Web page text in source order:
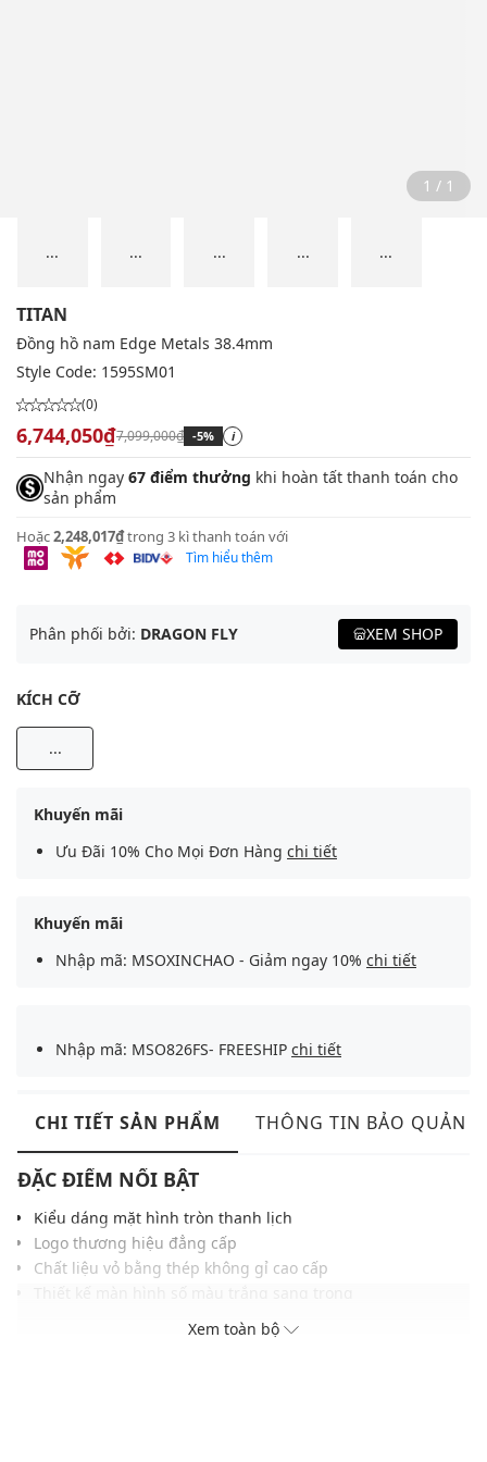
1 / 1
... ... ... ... ...
TITAN
Đồng hồ nam Edge Metals 38.4mm
Style Code: 1595SM01
(0)
6,744,050₫7,099,000₫ -5% i
Nhận ngay 67 điểm thưởng khi hoàn tất thanh toán cho
sản phẩm
Hoặc2,248,017₫trong 3 kì thanh toán với
Tìm hiểu thêm
Phân phối bởi: DRAGON FLY XEM SHOP
KÍCH CỠ
...
Khuyến mãi
Ưu Đãi 10% Cho Mọi Đơn Hàng chi tiết
Khuyến mãi
Nhập mã: MSOXINCHAO - Giảm ngay 10% chi tiết
Nhập mã: MSO826FS- FREESHIP chi tiết
CHI TIẾT SẢN PHẨM THÔNG TIN BẢO QUẢN
ĐẶC ĐIỂM NỔI BẬT
Kiểu dáng mặt hình tròn thanh lịch
Logo thương hiệu đẳng cấp
Chất liệu vỏ bằng thép không gỉ cao cấp
Khả năng chống nước ở độ sâu 30m
Xem toàn bộ